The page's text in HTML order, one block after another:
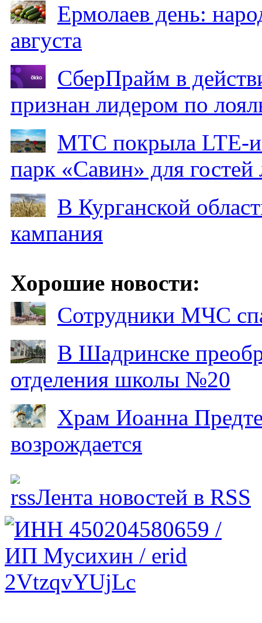
Ермолаев день:
августа
СберПрайм в
признан лидером по
МТС покрыла LTE-
парк «Савин» для гостей
В Курганской
кампания
Хорошие новости:
Сотрудники МЧС
В Шадринске
отделения школы №20
Храм Иоанна
возрождается
Лента новостей в RSS